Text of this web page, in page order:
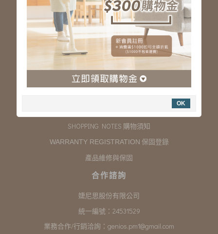
線上客服 Facebook 歡迎加入
服務專線：03-323-2180
客服信箱 :genios.service@gmail.com
服務時間：星期一至星期五 上午9:00~下午6:00
例假日休假
購物說明
SHOPPING NOTES 購物須知
WARRANTY REGISTRATION 保固登錄
產品維修與保固
合作諮詢
婕尼思股份有限公司
統一編號：24531529
業務合作/行銷洽詢： genios.pm1@gmail.com
OK